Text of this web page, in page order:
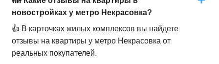
новостройках у метро Некрасовка?
👍 В карточках жилых комплексов вы найдете
отзывы на квартиры у метро Некрасовка от
реальных покупателей.